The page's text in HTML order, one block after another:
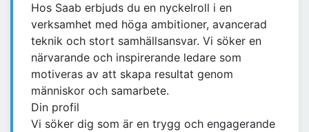
Hos Saab erbjuds du en nyckelroll i en
verksamhet med höga ambitioner, avancerad
teknik och stort samhällsansvar. Vi söker en
närvarande och inspirerande ledare som
motiveras av att skapa resultat genom
människor och samarbete.
Din profil
Vi söker dig som är en trygg och engagerande